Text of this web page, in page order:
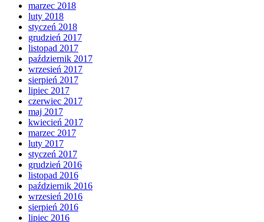
marzec 2018
luty 2018
styczeń 2018
grudzień 2017
listopad 2017
październik 2017
wrzesień 2017
sierpień 2017
lipiec 2017
czerwiec 2017
maj 2017
kwiecień 2017
marzec 2017
luty 2017
styczeń 2017
grudzień 2016
listopad 2016
październik 2016
wrzesień 2016
sierpień 2016
lipiec 2016